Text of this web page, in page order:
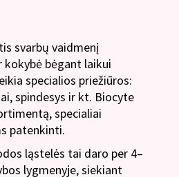
svarbų vaidmenį
kokybė bėgant laikui
specialios priežiūros:
spindesys ir kt. Biocyte
specialiai
patenkinti.
ląstelės tai daro per 4–
lygmenyje, siekiant